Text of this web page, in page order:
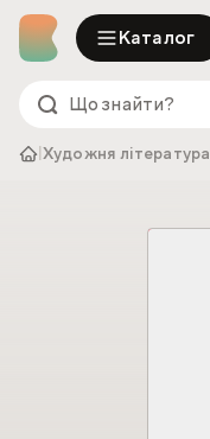
Каталог
|Художня література